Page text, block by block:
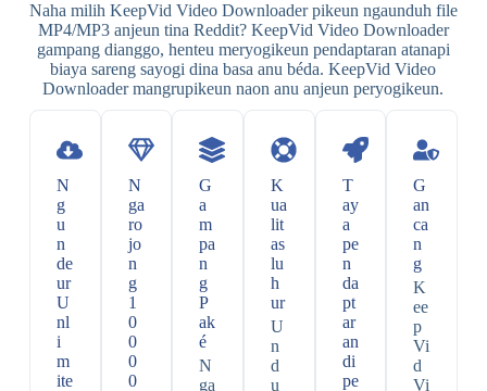
Naha milih KeepVid Video Downloader pikeun ngaunduh file
MP4/MP3 anjeun tina Reddit? KeepVid Video Downloader
gampang dianggo, henteu meryogikeun pendaptaran atanapi
biaya sareng sayogi dina basa anu béda. KeepVid Video
Downloader mangrupikeun naon anu anjeun peryogikeun.
N
g
u
n
de
ur
U
nl
i
m
ite
N
ga
ro
jo
n
g
1
0
0
0
0
G
a
m
pa
n
g
P
ak
é
N
ga
K
ua
lit
as
lu
h
ur
U
n
d
u
T
ay
a
pe
n
da
pt
ar
an
di
pe
G
an
ca
n
g
K
ee
p
Vi
d
Vi